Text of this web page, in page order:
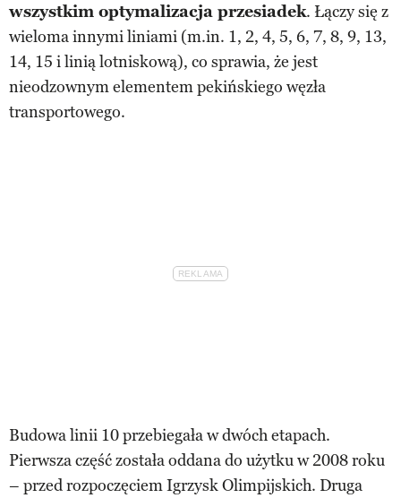
wszystkim optymalizacja przesiadek. Łączy się z
wieloma innymi liniami (m.in. 1, 2, 4, 5, 6, 7, 8, 9, 13,
14, 15 i linią lotniskową), co sprawia, że jest
nieodzownym elementem pekińskiego węzła
transportowego.
Budowa linii 10 przebiegała w dwóch etapach.
Pierwsza część została oddana do użytku w 2008 roku
– przed rozpoczęciem Igrzysk Olimpijskich. Druga